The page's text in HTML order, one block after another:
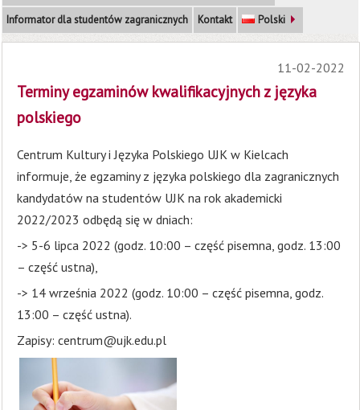
Informator dla studentów zagranicznych
Kontakt Polski
11-02-2022
Terminy egzaminów kwalifikacyjnych z języka
polskiego
Centrum Kultury i Języka Polskiego UJK w Kielcach
informuje, że egzaminy z języka polskiego dla zagranicznych
kandydatów na studentów UJK na rok akademicki
2022/2023 odbędą się w dniach:
-> 5-6 lipca 2022 (godz. 10:00 – część pisemna, godz. 13:00
– część ustna),
-> 14 września 2022 (godz. 10:00 – część pisemna, godz.
13:00 – część ustna).
Zapisy: centrum@ujk.edu.pl